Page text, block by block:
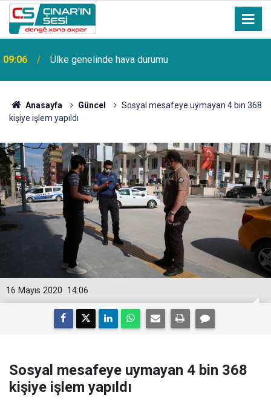
09:06 Ülke genelinde hava durumu
Anasayfa Güncel
Sosyal mesafeye uymayan 4 bin 368
kişiye işlem yapıldı
14:06
16 Mayıs 2020
Sosyal mesafeye uymayan 4 bin 368
kişiye işlem yapıldı